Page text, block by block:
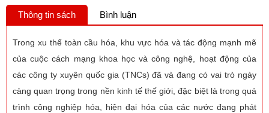
Thông tin sách Bình luận
Trong xu thế toàn cầu hóa, khu vực hóa và tác động mạnh mẽ
của cuộc cách mạng khoa học và công nghệ, hoạt động của
các công ty xuyên quốc gia (TNCs) đã và đang có vai trò ngày
càng quan trọng trong nền kinh tế thế giới, đặc biệt là trong quá
trình công nghiệp hóa, hiện đại hóa của các nước đang phát